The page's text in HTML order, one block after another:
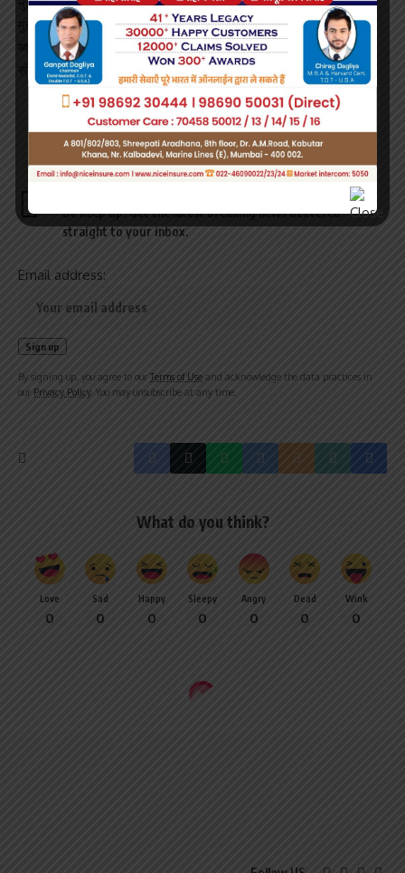
मुझे मेरी डाइट देखने को कहा। मुझसे कहता था कि मैं अपनी जिंदगी में कैसा
व्यक्ति बनना चाहता हूं, खुद को किस तरीके से पेश करना चाहता हूं इसके बारे में
सोचूं। मैंने उससे कहा, दोस्त तुम अपने बारे में सोचो।’
Sign Up For Daily Newsletter
Be keep up! Get the latest breaking news delivered
straight to your inbox.
Email address:
By signing up, you agree to our Terms of Use and acknowledge the data practices in
our Privacy Policy. You may unsubscribe at any time.
What do you think?
Love
0
Sad
0
Happy
0
Sleepy
0
Angry
0
Dead
0
Wink
0